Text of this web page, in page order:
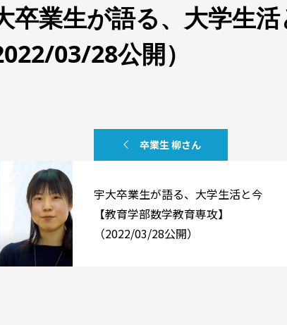
卒業生が語る、大学生活
03/28公開）
卒業生 柳さん
宇大卒業生が語る、大学生活と今
【教育学部数学教育専攻】
（2022/03/28公開）